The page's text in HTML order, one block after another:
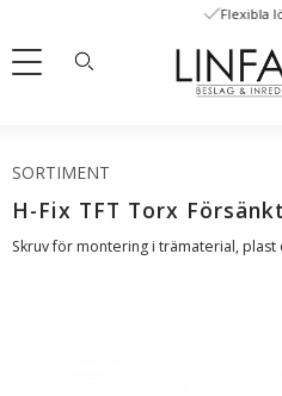
Meny
Flexibla
SORTIMENT
H-Fix TFT Torx
Skruv för montering i trämaterial, plast